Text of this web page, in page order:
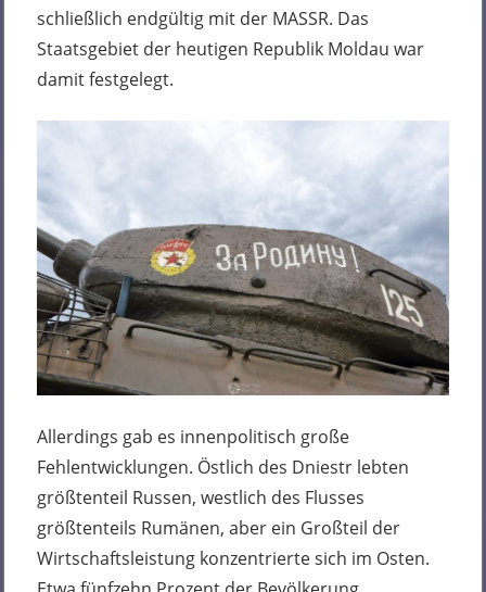
schließlich endgültig mit der MASSR. Das
Staatsgebiet der heutigen Republik Moldau war
damit festgelegt.
Allerdings gab es innenpolitisch große
Fehlentwicklungen. Östlich des Dniestr lebten
größtenteil Russen, westlich des Flusses
größtenteils Rumänen, aber ein Großteil der
Wirtschaftsleistung konzentrierte sich im Osten.